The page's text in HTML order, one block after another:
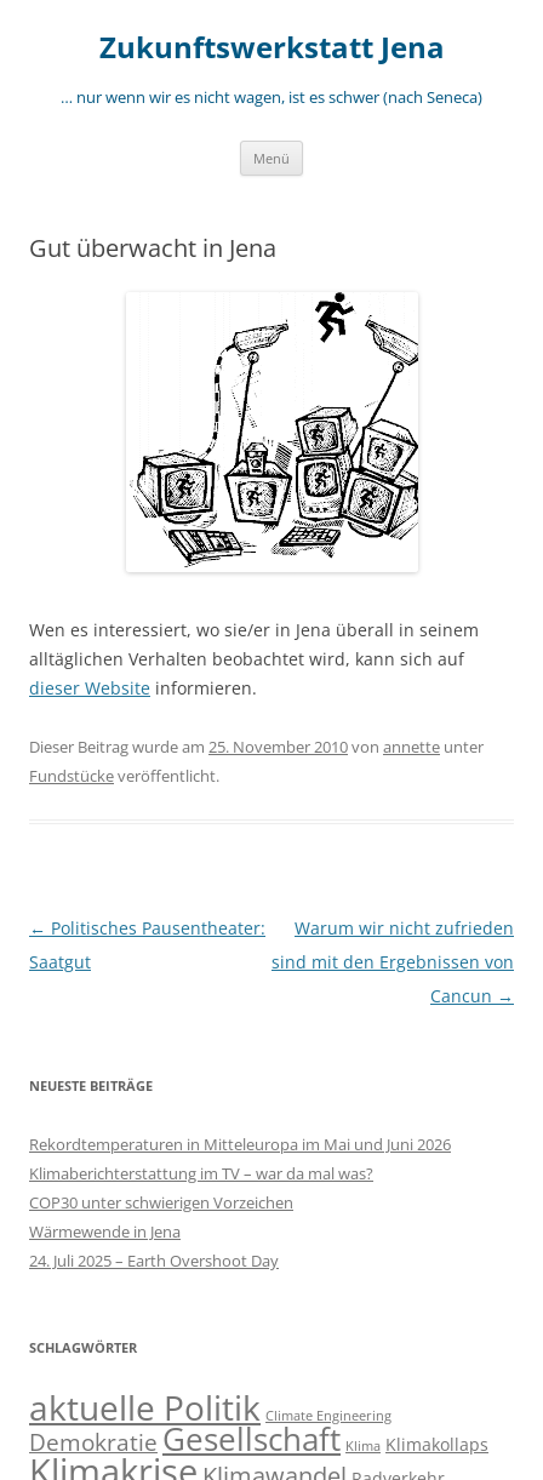
springenZukunftswerkstatt Jena
… nur wenn wir es nicht wagen, ist es schwer (nach Seneca)
Menü
Gut überwacht in Jena
Wen es interessiert, wo sie/er in Jena überall in seinem
alltäglichen Verhalten beobachtet wird, kann sich auf
dieser Website informieren.
Dieser Beitrag wurde am 25. November 2010von annette unter
Fundstückeveröffentlicht.
Beitragsnavigation
← Politisches Pausentheater:
Saatgut
Warum wir nicht zufrieden
sind mit den Ergebnissen von
Cancun →
NEUESTE BEITRÄGE
Rekordtemperaturen in Mitteleuropa im Mai und Juni 2026
Klimaberichterstattung im TV – war da mal was?
COP30 unter schwierigen Vorzeichen
Wärmewende in Jena
24. Juli 2025 – Earth Overshoot Day
SCHLAGWÖRTER
aktuelle Politik Climate Engineering
DemokratieGesellschaft Klima Klimakollaps